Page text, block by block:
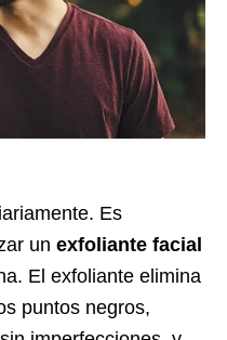
Es
un exfoliante facial
El exfoliante elimina
puntos negros,